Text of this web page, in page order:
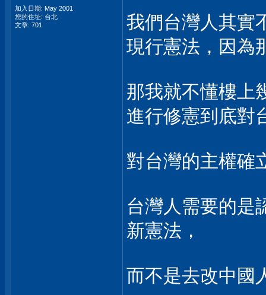
加入日期: May 2001
您的住址: 台北
文章: 701
我們台灣人其實
現行憲法，因為
那我就不懂樓上
進行修憲到底對
對台灣的主權確
台灣人需要的是
新憲法，
而不是去改中國